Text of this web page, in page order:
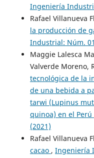
Ingeniería
Rafael Villanueva
la producción de
Industrial: Núm.
Maggie Lalesca
Valverde Moreno,
tecnológica de la
de una bebida a
tarwi (Lupinus
quinoa) en el Perú
(2021)
Rafael Villanueva
cacao , Ingeniería